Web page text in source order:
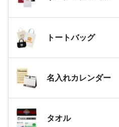
トートバッグ
名入れカレンダー
タオル